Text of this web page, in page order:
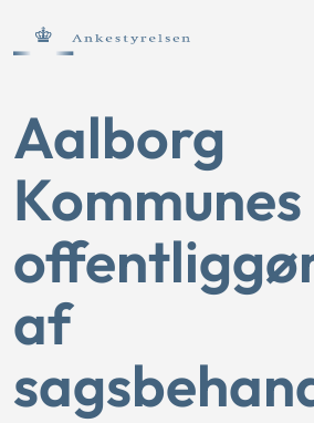
Aalborg
Kommunes
af